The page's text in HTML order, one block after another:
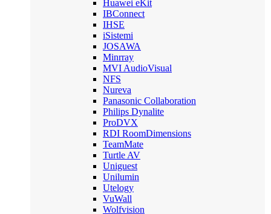
Huawei eKit
IBConnect
IHSE
iSistemi
JOSAWA
Minrray
MVI AudioVisual
NFS
Nureva
Panasonic Collaboration
Philips Dynalite
ProDVX
RDI RoomDimensions
TeamMate
Turtle AV
Uniguest
Unilumin
Utelogy
VuWall
Wolfvision